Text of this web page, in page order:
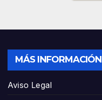
MÁS INFORMACIÓN
Aviso Legal